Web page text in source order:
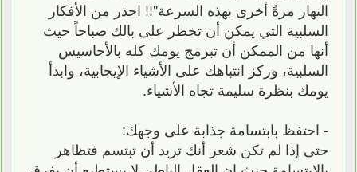
النهار مرةً أخرى بهذه السرعة"!! احذر من الأفكار
السلبية التي يمكن أن تخطر على بالك صباحاً حيث
أنها من الممكن أن تبرمج يومك كله بالأحاسيس
السلبية، وركز انتباهك على الأشياء الإيجابية، وابدأ
يومك بنظرة سليمة تجاه الأشياء.
- احتفظ بابتسامة جذابة على وجهك:
حتى إذا لم تكن شعر أنك تريد أن تبتسم فتظاهر